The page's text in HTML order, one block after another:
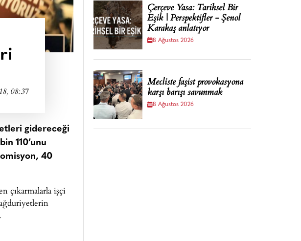
08:37
gidereceği
110’unu
40
çıkarmalarla işçi
Çerçeve Yasa: Tarihsel Bir
Eşik | Perspektifler - Şenol
Karakaş anlatıyor
8 Ağustos 2026
Mecliste faşist provokasyona
karşı barışı savunmak
8 Ağustos 2026